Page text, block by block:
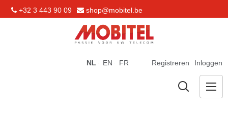
+32 3 443 90 09 shop@mobitel.be
Registreren Inloggen
NL EN FR